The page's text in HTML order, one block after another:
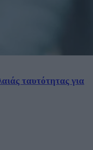
ταυτότητας για